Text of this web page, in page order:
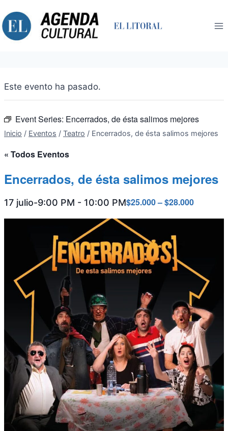
al
contenido
Este evento ha pasado.
Event Series: Encerrados, de ésta salimos mejores
Inicio / Eventos / Teatro / Encerrados, de ésta salimos mejores
« Todos Eventos
Encerrados, de ésta salimos mejores
17 julio-9:00 PM - 10:00 PM$25.000 – $28.000